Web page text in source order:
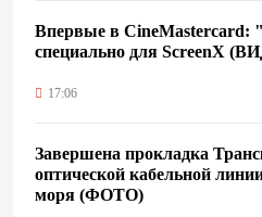
Впервые в CineMastercard:
специально для ScreenX
17:06
Завершена прокладка
оптической кабельной
моря (ФОТО)